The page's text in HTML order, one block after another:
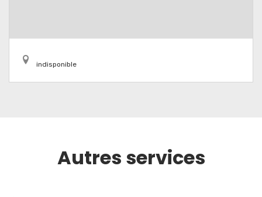
indisponible
Autres services